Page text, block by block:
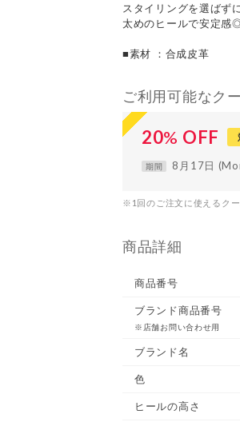
スタイリングを選ばず
太めのヒールで安定感
■素材 ：合成皮革
ご利用可能なク
20% OFF
期間 8月17日
※1回のご注文に使えるク
商品詳細
商品番号
ブランド商品番号
※店舗お問い合わせ用
ブランド名
色
ヒールの高さ